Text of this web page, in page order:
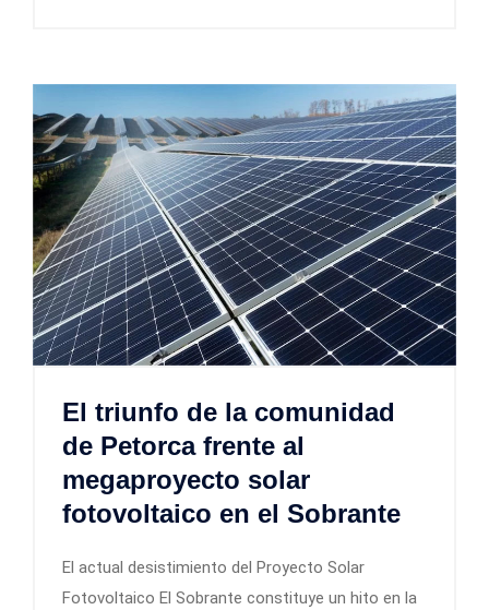
El triunfo de la comunidad
de Petorca frente al
megaproyecto solar
fotovoltaico en el Sobrante
El actual desistimiento del Proyecto Solar
Fotovoltaico El Sobrante constituye un hito en la